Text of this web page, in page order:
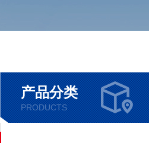
产品分类
PRODUCTS